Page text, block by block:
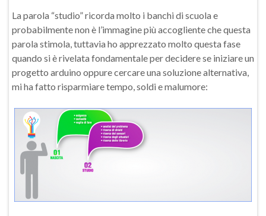
La parola “studio” ricorda molto i banchi di scuola e
probabilmente non è l’immagine più accogliente che questa
parola stimola, tuttavia ho apprezzato molto questa fase
quando si è rivelata fondamentale per decidere se iniziare un
progetto arduino oppure cercare una soluzione alternativa,
mi ha fatto risparmiare tempo, soldi e malumore: